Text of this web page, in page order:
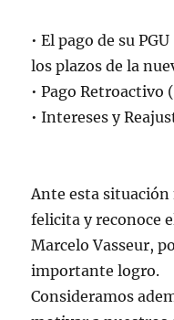
• El pago de su
los plazos de la
• Pago Retroactivo
• Intereses y
Ante esta
felicita y reconoce
Marcelo Vasseur,
importante logro.
Consideramos